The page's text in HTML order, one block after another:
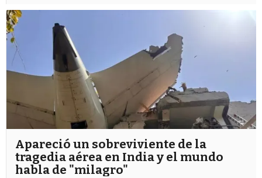
Apareció un sobreviviente de la
tragedia aérea en India y el mundo
habla de "milagro"